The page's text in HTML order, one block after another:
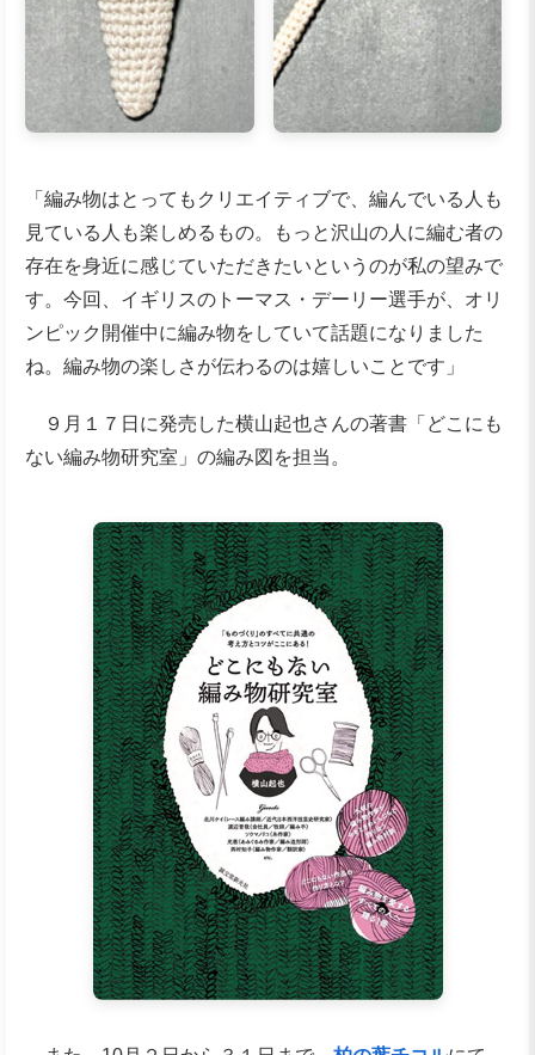
「編み物はとってもクリエイティブで、編んでいる人も
見ている人も楽しめるもの。もっと沢山の人に編む者の
存在を身近に感じていただきたいというのが私の望みで
す。今回、イギリスのトーマス・デーリー選手が、オリ
ンピック開催中に編み物をしていて話題になりました
ね。編み物の楽しさが伝わるのは嬉しいことです」
９月１７日に発売した横山起也さんの著書「どこにも
ない編み物研究室」の編み図を担当。